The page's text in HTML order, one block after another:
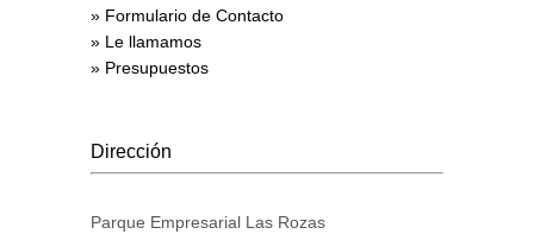
» Formulario de Contacto
» Le llamamos
» Presupuestos
Dirección
Parque Empresarial Las Rozas